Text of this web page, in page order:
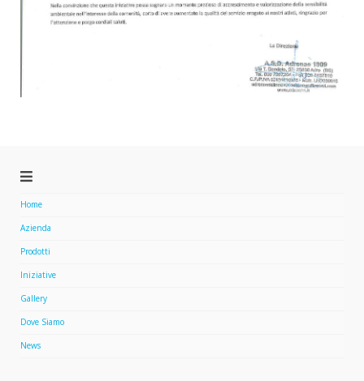
Home
Azienda
Prodotti
Iniziative
Gallery
Dove Siamo
News